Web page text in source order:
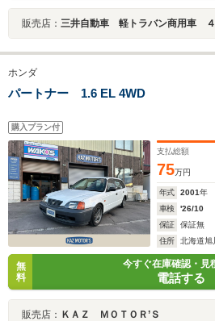
販売店： 三井自動車 軽トラバン商用車 ４ＷＤ 総在庫２
ホンダ
パートナー 1.6 EL 4WD
購入プラン付
支払総額
75万円
年式 2001年
車検
'26/10
保証
保証無
住所
北海道旭
無
料
今すぐ在庫確認・見
電話する
販売店： ＫＡＺ ＭＯＴＯＲ’Ｓ